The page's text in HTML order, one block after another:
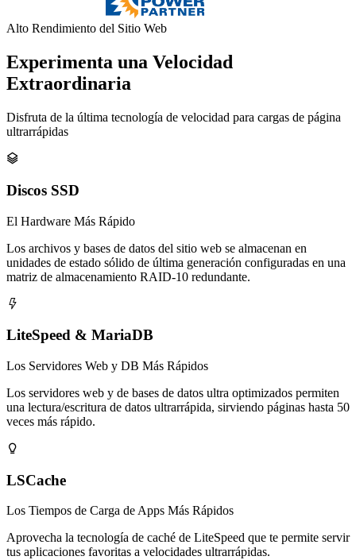
Alto Rendimiento del Sitio Web
Experimenta una Velocidad
Extraordinaria
Disfruta de la última tecnología de velocidad para cargas de página
ultrarrápidas

Discos SSD
El Hardware Más Rápido
Los archivos y bases de datos del sitio web se almacenan en
unidades de estado sólido de última generación configuradas en una
matriz de almacenamiento RAID-10 redundante.

LiteSpeed & MariaDB
Los Servidores Web y DB Más Rápidos
Los servidores web y de bases de datos ultra optimizados permiten
una lectura/escritura de datos ultrarrápida, sirviendo páginas hasta 50
veces más rápido.

LSCache
Los Tiempos de Carga de Apps Más Rápidos
Aprovecha la tecnología de caché de LiteSpeed que te permite servir
tus aplicaciones favoritas a velocidades ultrarrápidas.